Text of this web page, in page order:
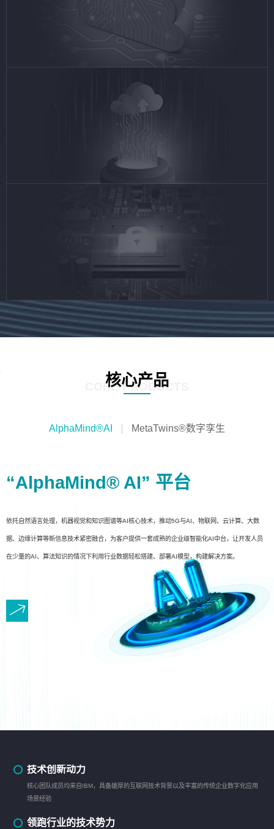
核心产品
CORE PRODUCTS
AlphaMind®AI MetaTwins®数字孪生
“AlphaMind® AI” 平台
依托自然语言处理，机器视觉和知识图谱等AI核心技术，推动5G与AI、物联网、云计算、大数
据、边缘计算等新信息技术紧密融合，为客户提供一套成熟的企业级智能化AI中台，让开发人员
在少量的AI、算法知识的情况下利用行业数据轻松搭建、部署AI模型，构建解决方案。
技术创新动力
核心团队成员均来自IBM，具备雄厚的互联网技术背景以及丰富的传统企业数字化应用
场景经验
领跑行业的技术势力